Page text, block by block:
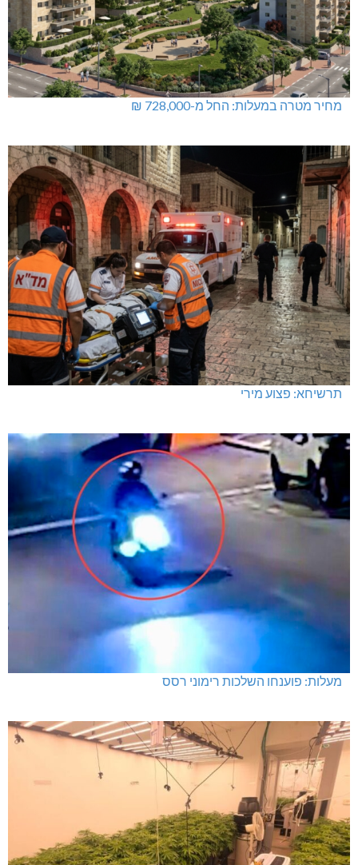
מחיר מטרה במעלות: החל מ-728,000 ₪
תרשיחא: פצוע מירי
מעלות: פוענחו השלכות רימוני רסס